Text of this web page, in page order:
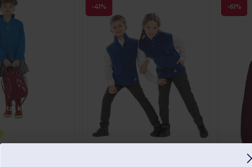
Jetzt konfigurieren!
-41% -61%